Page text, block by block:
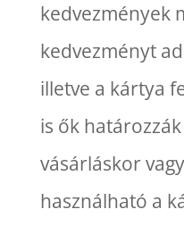
kedvezmények
kedvezményt
illetve a kártya
is ők
vásárláskor
használható a